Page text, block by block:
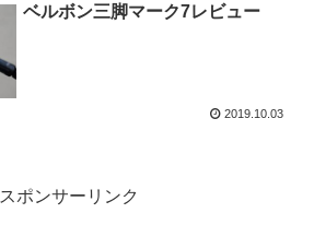
ベルボン三脚マーク7レビュー
2019.10.03
スポンサーリンク